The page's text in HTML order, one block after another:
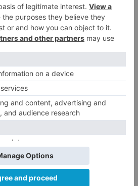
realizar intervenciones en
proporcionando consejo
en la búsqueda de
para promover estilos de
labor en la lucha
en lo referente a educación
del tabaquismo y la
el hábito; como el
que acaban de dejar
de tratamientos que no